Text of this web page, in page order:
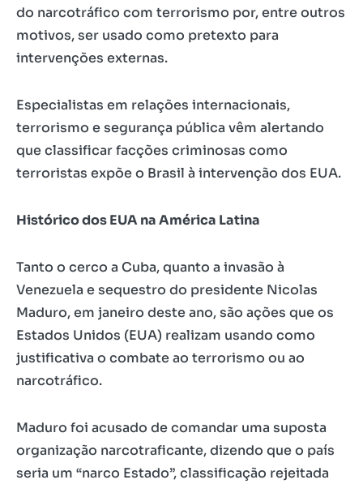
do narcotráfico com terrorismo por, entre outros
motivos, ser usado como pretexto para
intervenções externas.
Especialistas em relações internacionais,
terrorismo e segurança pública vêm alertando
que classificar facções criminosas como
terroristas expõe o Brasil à intervenção dos EUA.
Histórico dos EUA na América Latina
Tanto o cerco a Cuba, quanto a invasão à
Venezuela e sequestro do presidente Nicolas
Maduro, em janeiro deste ano, são ações que os
Estados Unidos (EUA) realizam usando como
justificativa o combate ao terrorismo ou ao
narcotráfico.
Maduro foi acusado de comandar uma suposta
organização narcotraficante, dizendo que o país
seria um “narco Estado”, classificação rejeitada